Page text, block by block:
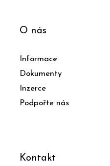
O nás
Informace
Dokumenty
Inzerce
Podpořte nás
Kontakt